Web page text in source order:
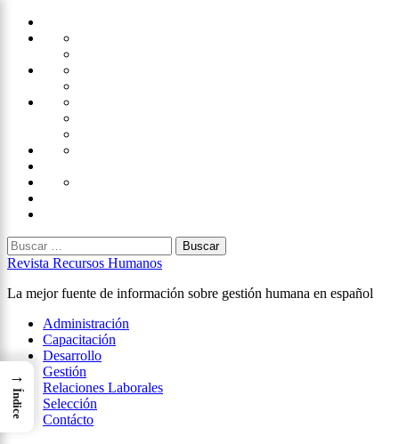
Saltar
Administración
Capacitación
Desarrollo
Gestión
Laborales
Selección
Buscar:
Revista Recursos Humanos
La mejor fuente de información sobre gestión humana en español
Menú
principal
Administración
Capacitación
Desarrollo
Gestión
Relaciones Laborales
Selección
Contácto
→
Índice